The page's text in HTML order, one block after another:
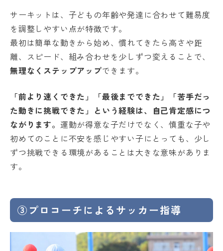
サーキットは、子どもの年齢や発達に合わせて難易度
を調整しやすい点が特徴です。
最初は簡単な動きから始め、慣れてきたら高さや距
離、スピード、組み合わせを少しずつ変えることで、
無理なくステップアップできます。
「前より速くできた」「最後までできた」「苦手だっ
た動きに挑戦できた」という経験は、自己肯定感につ
ながります。 運動が得意な子だけでなく、慎重な子や
初めてのことに不安を感じやすい子にとっても、少し
ずつ挑戦できる環境があることは大きな意味がありま
す。
③プロコーチによるサッカー指導